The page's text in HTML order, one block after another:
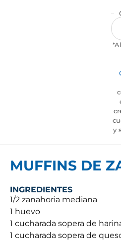
y
MUFFINS DE
INGREDIENTES
1/2 zanahoria mediana
1 huevo
1 cucharada sopera de
1 cucharada sopera de